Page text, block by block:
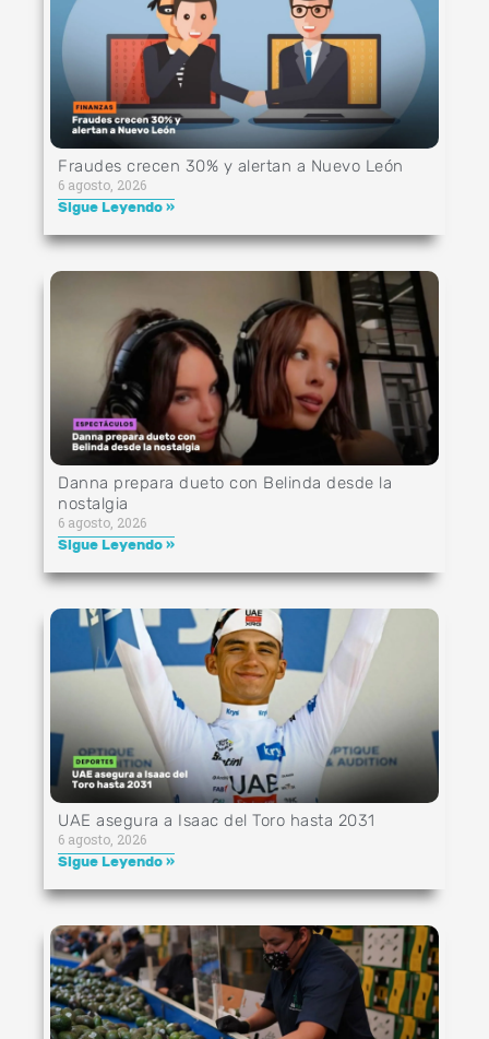
Fraudes crecen 30% y alertan a Nuevo León
6 agosto, 2026
Sigue Leyendo »
Danna prepara dueto con Belinda desde la
nostalgia
6 agosto, 2026
Sigue Leyendo »
UAE asegura a Isaac del Toro hasta 2031
6 agosto, 2026
Sigue Leyendo »